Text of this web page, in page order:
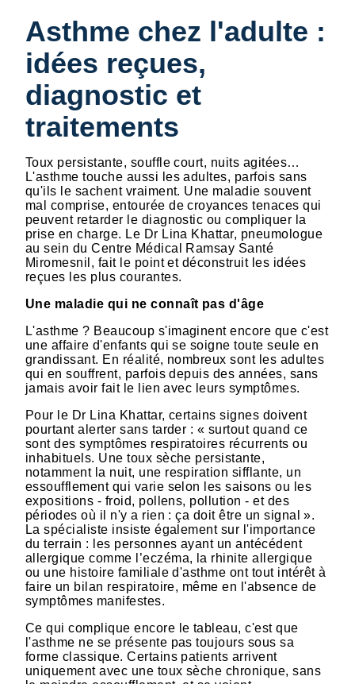
Asthme chez l'adulte :
idées reçues,
diagnostic et
traitements
Toux persistante, souffle court, nuits agitées…
L'asthme touche aussi les adultes, parfois sans
qu'ils le sachent vraiment. Une maladie souvent
mal comprise, entourée de croyances tenaces qui
peuvent retarder le diagnostic ou compliquer la
prise en charge. Le Dr Lina Khattar, pneumologue
au sein du Centre Médical Ramsay Santé
Miromesnil, fait le point et déconstruit les idées
reçues les plus courantes.
Une maladie qui ne connaît pas d'âge
L'asthme ? Beaucoup s'imaginent encore que c'est
une affaire d'enfants qui se soigne toute seule en
grandissant. En réalité, nombreux sont les adultes
qui en souffrent, parfois depuis des années, sans
jamais avoir fait le lien avec leurs symptômes.
Pour le Dr Lina Khattar, certains signes doivent
pourtant alerter sans tarder : « surtout quand ce
sont des symptômes respiratoires récurrents ou
inhabituels. Une toux sèche persistante,
notamment la nuit, une respiration sifflante, un
essoufflement qui varie selon les saisons ou les
expositions - froid, pollens, pollution - et des
périodes où il n'y a rien : ça doit être un signal ».
La spécialiste insiste également sur l'importance
du terrain : les personnes ayant un antécédent
allergique comme l’eczéma, la rhinite allergique
ou une histoire familiale d'asthme ont tout intérêt à
faire un bilan respiratoire, même en l'absence de
symptômes manifestes.
Ce qui complique encore le tableau, c'est que
l'asthme ne se présente pas toujours sous sa
forme classique. Certains patients arrivent
uniquement avec une toux sèche chronique, sans